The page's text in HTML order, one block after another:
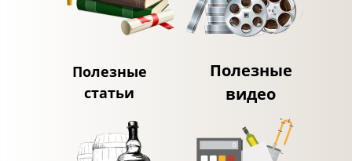
Полезные
статьи
Полезные
видео